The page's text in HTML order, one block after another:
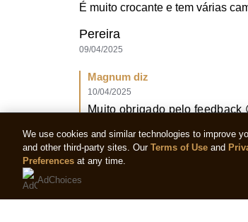
É muito crocante e tem várias
Pereira
09/04/2025
Magnum diz
10/04/2025
Muito obrigado pelo feedback
Útil Compartilhar
Adoro
We use cookies and similar technologies to improve
and other third-party sites. Our Terms of Use and
Preferences at any time.
AdChoices